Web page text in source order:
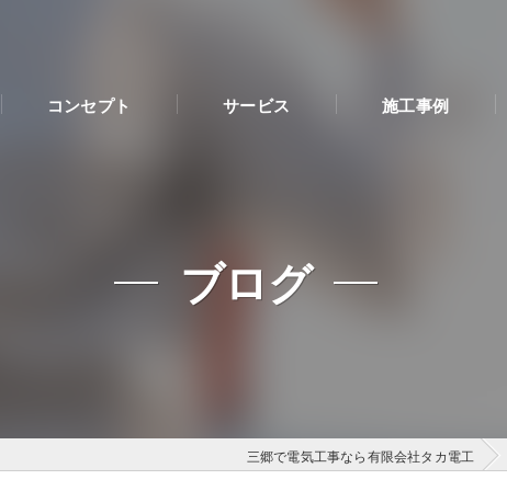
コンセプト サービス 施工事例
ブログ
三郷で電気工事なら有限会社タカ電工